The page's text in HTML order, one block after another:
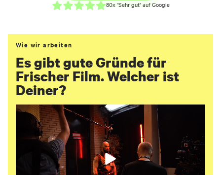
80x "Sehr gut" auf Google
Wie wir arbeiten
Es gibt gute Gründe für
Frischer Film. Welcher ist
Deiner?